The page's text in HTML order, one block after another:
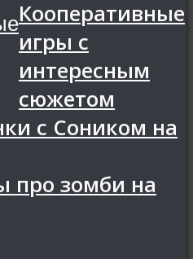
Кооперативные
игры с
интересным
сюжетом
с Соником на
про зомби на